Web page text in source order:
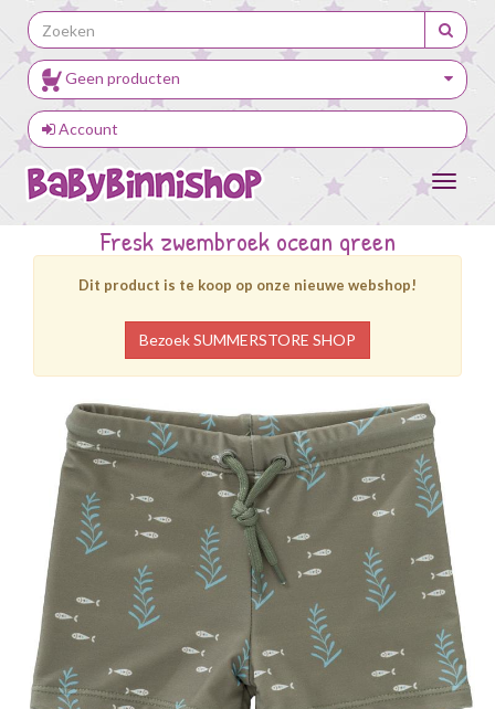
Geen producten
Account
Toggle
Fresk zwembroek ocean green
Dit product is te koop op onze nieuwe webshop!
Bezoek SUMMERSTORE SHOP